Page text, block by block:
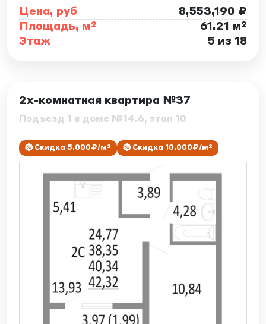
Цена, руб
8,553,190 ₽
Площадь, м²
61.21 м²
Этаж
5 из 18
2х-комнатная квартира №37
Подъезд 1 в доме №14.6, этап 10
Скидка 5.000₽/м² Скидка 10.000₽/м²